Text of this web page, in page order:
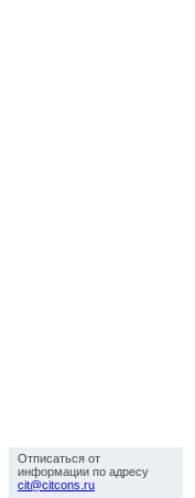
Отписаться от
информации по адресу
cit@citcons.ru